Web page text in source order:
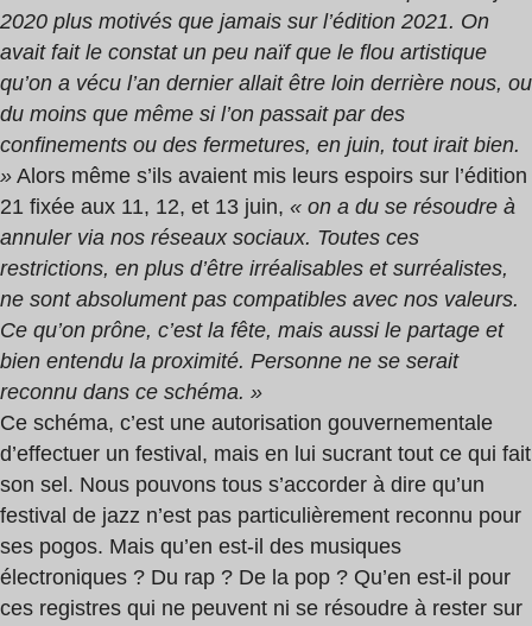
2020 plus motivés que jamais sur l’édition 2021. On
avait fait le constat un peu naïf que le flou artistique
qu’on a vécu l’an dernier allait être loin derrière nous, ou
du moins que même si l’on passait par des
confinements ou des fermetures, en juin, tout irait bien.
» Alors même s’ils avaient mis leurs espoirs sur l’édition
21 fixée aux 11, 12, et 13 juin, « on a du se résoudre à
annuler via nos réseaux sociaux. Toutes ces
restrictions, en plus d’être irréalisables et surréalistes,
ne sont absolument pas compatibles avec nos valeurs.
Ce qu’on prône, c’est la fête, mais aussi le partage et
bien entendu la proximité. Personne ne se serait
reconnu dans ce schéma. »
Ce schéma, c’est une autorisation gouvernementale
d’effectuer un festival, mais en lui sucrant tout ce qui fait
son sel. Nous pouvons tous s’accorder à dire qu’un
festival de jazz n’est pas particulièrement reconnu pour
ses pogos. Mais qu’en est-il des musiques
électroniques ? Du rap ? De la pop ? Qu’en est-il pour
ces registres qui ne peuvent ni se résoudre à rester sur